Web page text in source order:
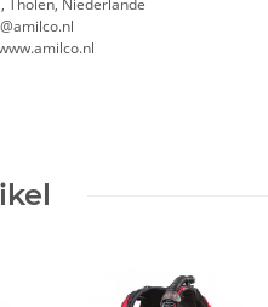
Tholen, Niederlande